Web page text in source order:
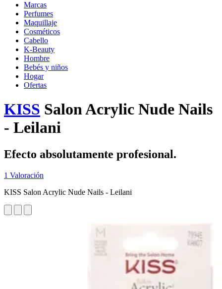
Marcas
Perfumes
Maquillaje
Cosméticos
Cabello
K-Beauty
Hombre
Bebés y niños
Hogar
Ofertas
KISS Salon Acrylic Nude Nails
- Leilani
Efecto absolutamente profesional.
1 Valoración
KISS Salon Acrylic Nude Nails - Leilani